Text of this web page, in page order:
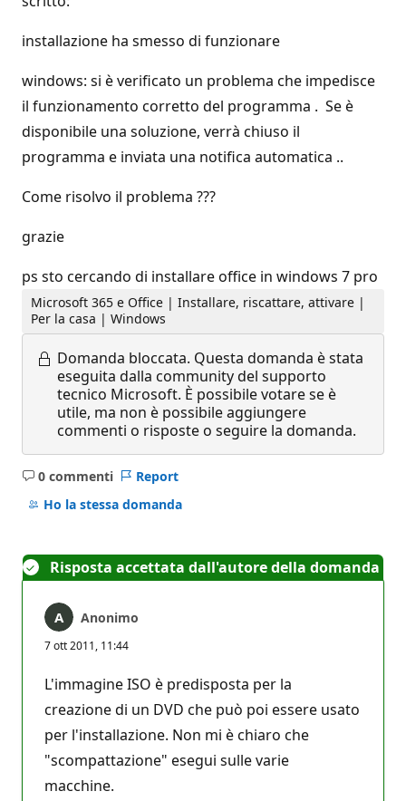
installazione ha smesso di funzionare
windows: si è verificato un problema che impedisce
il funzionamento corretto del programma . Se è
disponibile una soluzione, verrà chiuso il
programma e inviata una notifica automatica ..
Come risolvo il problema ???
grazie
ps sto cercando di installare office in windows 7 pro
Microsoft 365 e Office | Installare, riscattare, attivare |
Per la casa | Windows
Domanda bloccata. Questa domanda è stata
eseguita dalla community del supporto
tecnico Microsoft. È possibile votare se è
utile, ma non è possibile aggiungere
commenti o risposte o seguire la domanda.
0 commenti
Nessun
commento
Report
Ho la stessa domanda
Risposta accettata dall'autore della domanda
Anonimo
7 ott 2011, 11:44
L'immagine ISO è predisposta per la
creazione di un DVD che può poi essere usato
per l'installazione. Non mi è chiaro che
"scompattazione" esegui sulle varie
macchine.